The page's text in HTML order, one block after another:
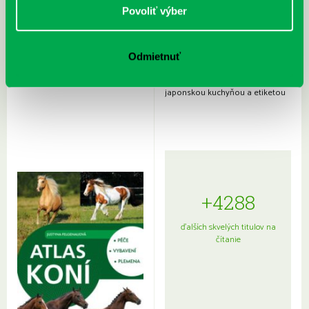
Povoliť výber
Odmietnuť
japonskou kuchyňou a etiketou
+4288
ďalších skvelých titulov na
čítanie